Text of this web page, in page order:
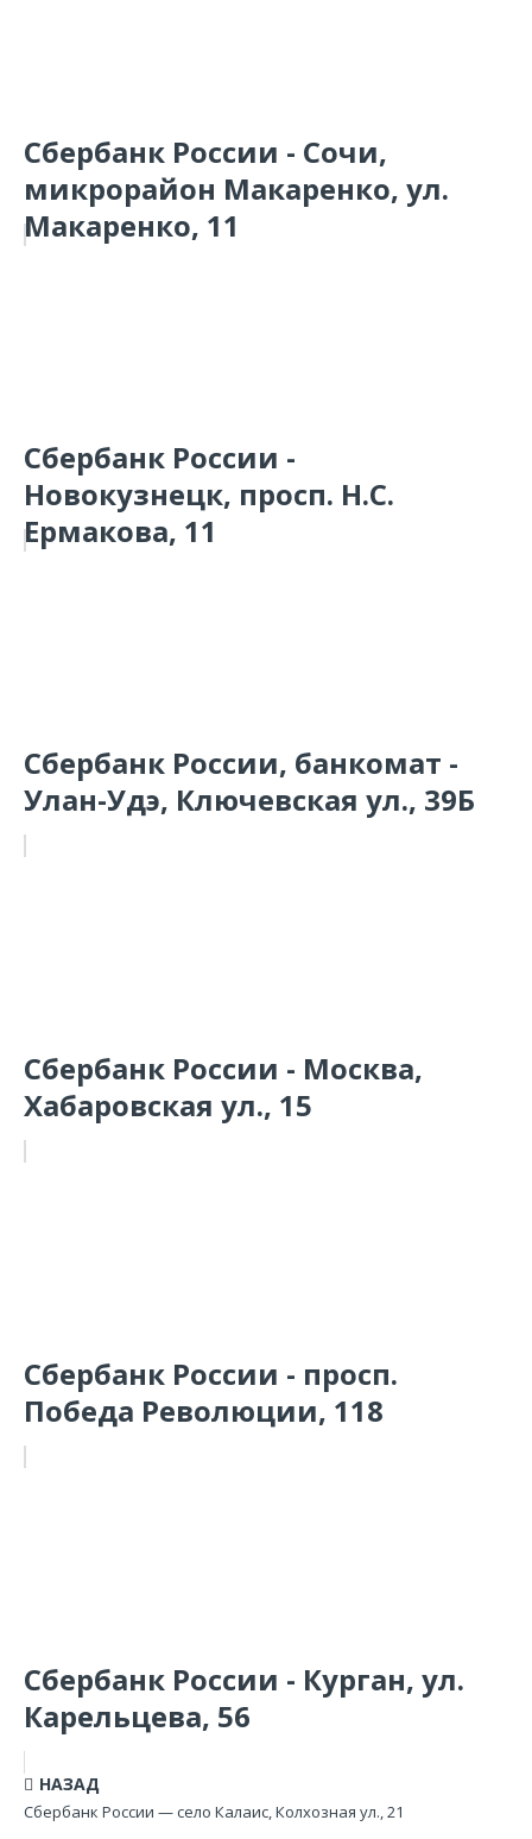
Сбербанк России - Сочи,
микрорайон Макаренко, ул.
Макаренко, 11
Сбербанк России -
Новокузнецк, просп. Н.С.
Ермакова, 11
Сбербанк России, банкомат -
Улан-Удэ, Ключевская ул., 39Б
Сбербанк России - Москва,
Хабаровская ул., 15
Сбербанк России - просп.
Победа Революции, 118
Сбербанк России - Курган, ул.
Карельцева, 56
НАЗАД
Сбербанк России — село Калаис, Колхозная ул., 21